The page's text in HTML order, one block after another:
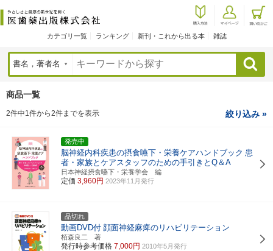
カテゴリ一覧 ランキング 新刊・これから出る本 雑誌
検索
商品一覧
2件中1件から2件までを表示 絞り込み »
発売中
脳神経内科疾患の摂食嚥下・栄養ケアハンドブック 患
者・家族とケアスタッフのための手引きとQ＆A
日本神経摂食嚥下・栄養学会 編
定価 3,960円 2023年11月発行
品切れ
動画DVD付 顔面神経麻痺のリハビリテーション
栢森良二 著
発行時参考価格 7,000円 2010年5月発行